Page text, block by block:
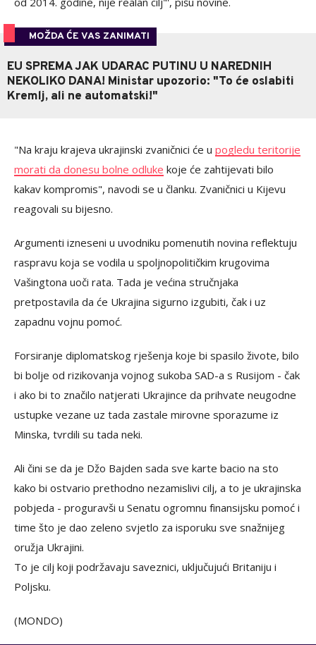
MOŽDA ĆE VAS ZANIMATI
EU SPREMA JAK UDARAC PUTINU U NAREDNIH
NEKOLIKO DANA! Ministar upozorio: "To će oslabiti
Kremlj, ali ne automatski!"
"Na kraju krajeva ukrajinski zvaničnici će u pogledu teritorije
morati da donesu bolne odluke koje će zahtijevati bilo
kakav kompromis", navodi se u članku. Zvaničnici u Kijevu
reagovali su bijesno.
Argumenti izneseni u uvodniku pomenutih novina reflektuju
raspravu koja se vodila u spoljnopolitičkim krugovima
Vašingtona uoči rata. Tada je većina stručnjaka
pretpostavila da će Ukrajina sigurno izgubiti, čak i uz
zapadnu vojnu pomoć.
Forsiranje diplomatskog rješenja koje bi spasilo živote, bilo
bi bolje od rizikovanja vojnog sukoba SAD-a s Rusijom - čak
i ako bi to značilo natjerati Ukrajince da prihvate neugodne
ustupke vezane uz tada zastale mirovne sporazume iz
Minska, tvrdili su tada neki.
Ali čini se da je Džo Bajden sada sve karte bacio na sto
kako bi ostvario prethodno nezamislivi cilj, a to je ukrajinska
pobjeda - proguravši u Senatu ogromnu finansijsku pomoć i
time što je dao zeleno svjetlo za isporuku sve snažnijeg
oružja Ukrajini.
To je cilj koji podržavaju saveznici, uključujući Britaniju i
Poljsku.
(MONDO)